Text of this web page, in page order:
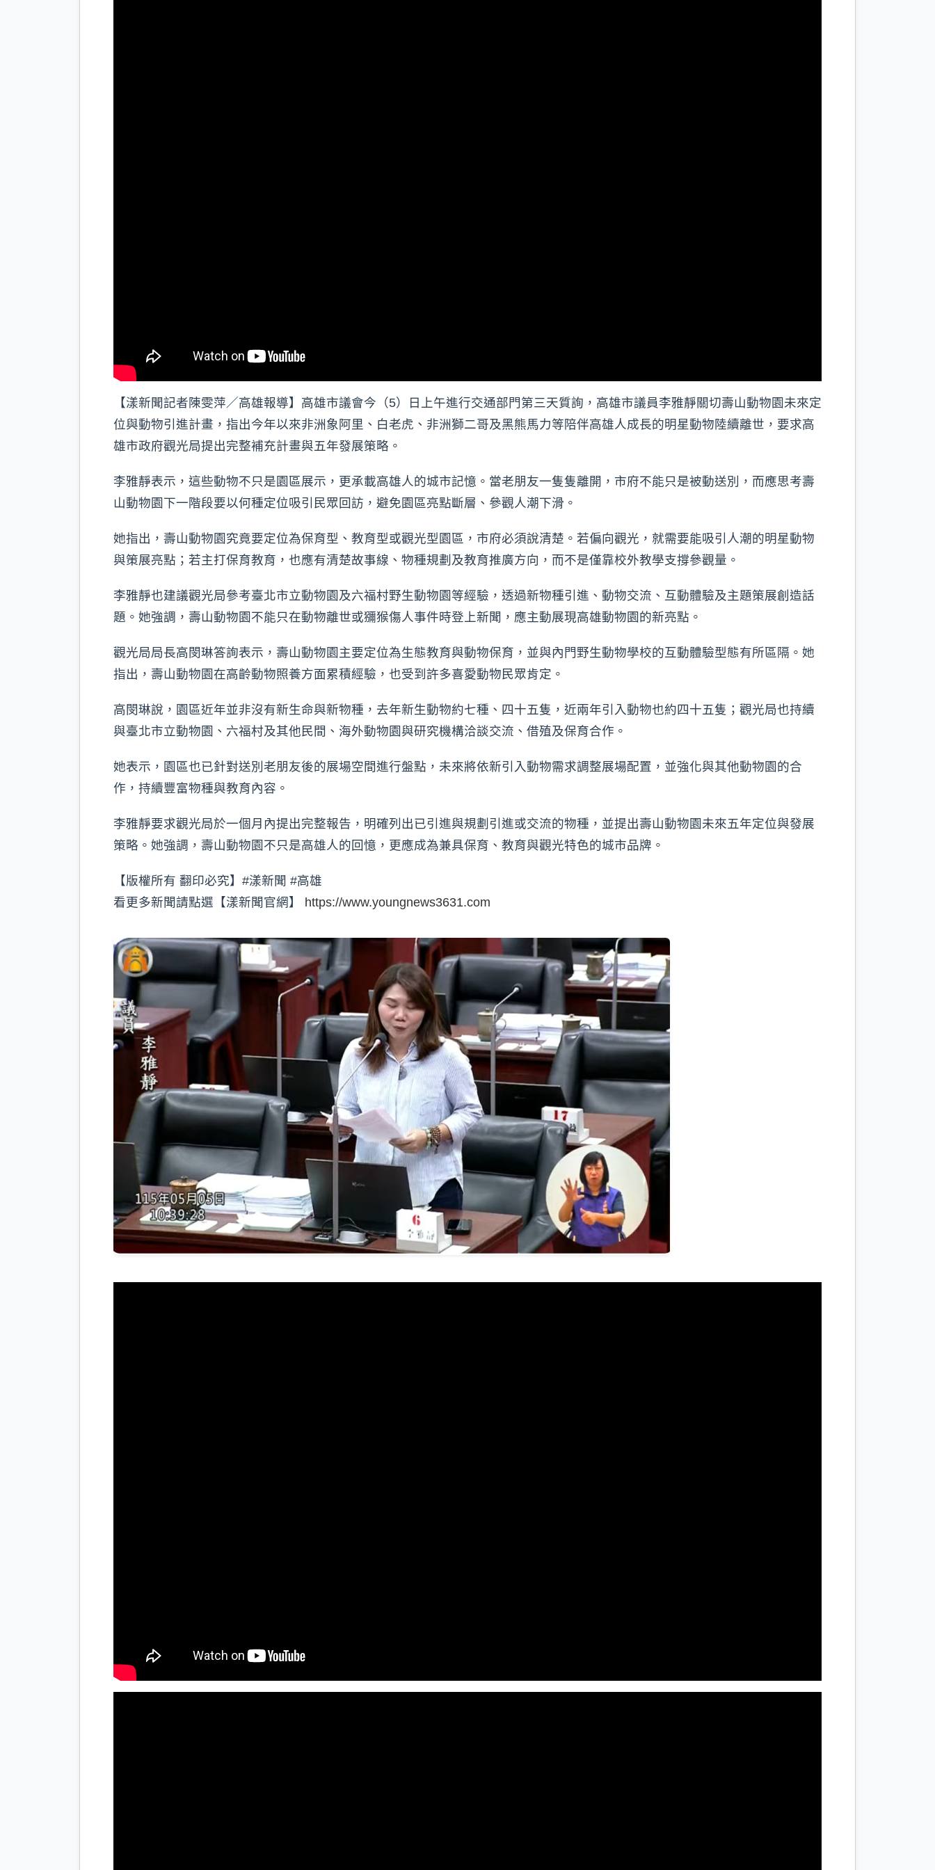
【漾新聞記者陳雯萍／高雄報導】高雄市議會今（5）日上午進行交通部門第三天質詢，高雄市議員李雅靜關切壽山動物園未來定
位與動物引進計畫，指出今年以來非洲象阿里、白老虎、非洲獅二哥及黑熊馬力等陪伴高雄人成長的明星動物陸續離世，要求高
雄市政府觀光局提出完整補充計畫與五年發展策略。
李雅靜表示，這些動物不只是園區展示，更承載高雄人的城市記憶。當老朋友一隻隻離開，市府不能只是被動送別，而應思考壽
山動物園下一階段要以何種定位吸引民眾回訪，避免園區亮點斷層、參觀人潮下滑。
她指出，壽山動物園究竟要定位為保育型、教育型或觀光型園區，市府必須說清楚。若偏向觀光，就需要能吸引人潮的明星動物
與策展亮點；若主打保育教育，也應有清楚故事線、物種規劃及教育推廣方向，而不是僅靠校外教學支撐參觀量。
李雅靜也建議觀光局參考臺北市立動物園及六福村野生動物園等經驗，透過新物種引進、動物交流、互動體驗及主題策展創造話
題。她強調，壽山動物園不能只在動物離世或獼猴傷人事件時登上新聞，應主動展現高雄動物園的新亮點。
觀光局局長高閔琳答詢表示，壽山動物園主要定位為生態教育與動物保育，並與內門野生動物學校的互動體驗型態有所區隔。她
指出，壽山動物園在高齡動物照養方面累積經驗，也受到許多喜愛動物民眾肯定。
高閔琳說，園區近年並非沒有新生命與新物種，去年新生動物約七種、四十五隻，近兩年引入動物也約四十五隻；觀光局也持續
與臺北市立動物園、六福村及其他民間、海外動物園與研究機構洽談交流、借殖及保育合作。
她表示，園區也已針對送別老朋友後的展場空間進行盤點，未來將依新引入動物需求調整展場配置，並強化與其他動物園的合
作，持續豐富物種與教育內容。
李雅靜要求觀光局於一個月內提出完整報告，明確列出已引進與規劃引進或交流的物種，並提出壽山動物園未來五年定位與發展
策略。她強調，壽山動物園不只是高雄人的回憶，更應成為兼具保育、教育與觀光特色的城市品牌。
【版權所有 翻印必究】#漾新聞 #高雄
看更多新聞請點選【漾新聞官網】 https://www.youngnews3631.com